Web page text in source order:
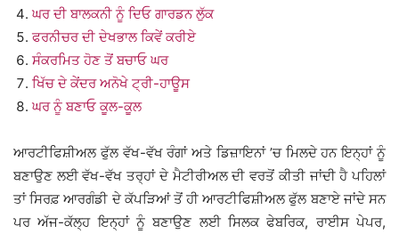
ਘਰ ਦੀ ਬਾਲਕਨੀ ਨੂੰ ਦਿਓ ਗਾਰਡਨ ਲੁੱਕ
ਫਰਨੀਚਰ ਦੀ ਦੇਖਭਾਲ ਕਿਵੇਂ ਕਰੀਏ
ਸੰਕਰਮਿਤ ਹੋਣ ਤੋਂ ਬਚਾਓ ਘਰ
ਖਿੱਚ ਦੇ ਕੇਂਦਰ ਅਨੋਖੇ ਟ੍ਰੀ-ਹਾਊਸ
ਘਰ ਨੂੰ ਬਣਾਓ ਕੂਲ-ਕੂਲ
ਆਰਟੀਫਿਸ਼ੀਅਲ ਫੁੱਲ ਵੱਖ-ਵੱਖ ਰੰਗਾਂ ਅਤੇ ਡਿਜ਼ਾਇਨਾਂ ’ਚ ਮਿਲਦੇ ਹਨ ਇਨ੍ਹਾਂ ਨੂੰ
ਬਣਾਉਣ ਲਈ ਵੱਖ-ਵੱਖ ਤਰ੍ਹਾਂ ਦੇ ਮੈਟੀਰੀਅਲ ਦੀ ਵਰਤੋਂ ਕੀਤੀ ਜਾਂਦੀ ਹੈ ਪਹਿਲਾਂ
ਤਾਂ ਸਿਰਫ਼ ਆਰਗੰਡੀ ਦੇ ਕੱਪੜਿਆਂ ਤੋਂ ਹੀ ਆਰਟੀਫਿਸ਼ੀਅਲ ਫੁੱਲ ਬਣਾਏ ਜਾਂਦੇ ਸਨ
ਪਰ ਅੱਜ-ਕੱਲ੍ਹ ਇਨ੍ਹਾਂ ਨੂੰ ਬਣਾਉਣ ਲਈ ਸਿਲਕ ਫੇਬਰਿਕ, ਰਾਈਸ ਪੇਪਰ,